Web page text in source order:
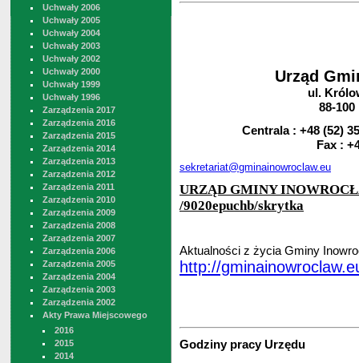
Uchwały 2006
Uchwały 2005
Uchwały 2004
Uchwały 2003
Uchwały 2002
Uchwały 2000
Uchwały 1999
Uchwały 1996
Zarządzenia 2017
Zarządzenia 2016
Zarządzenia 2015
Zarządzenia 2014
Zarządzenia 2013
Zarządzenia 2012
Zarządzenia 2011
Zarządzenia 2010
Zarządzenia 2009
Zarządzenia 2008
Zarządzenia 2007
Zarządzenia 2006
Zarządzenia 2005
Zarządzenia 2004
Zarządzenia 2003
Zarządzenia 2002
Akty Prawa Miejscowego
2016
2015
2014
Urząd
ul.
88-100
Centrala : +48 (52)
Fax : +48
sekretariat@gminainowroclaw.eu
URZĄD GMINY
/9020epuchb/skrytka
Aktualności z życia Gminy
http://
Godziny pracy Urzędu